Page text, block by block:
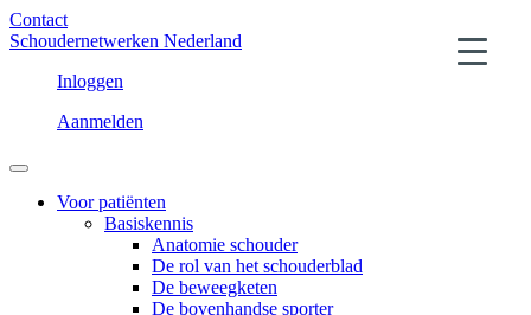
Contact
Schoudernetwerken Nederland
Inloggen
Aanmelden
Voor patiënten
Basiskennis
Anatomie schouder
De rol van het schouderblad
De beweegketen
De bovenhandse sporter